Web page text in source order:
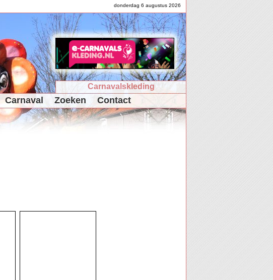
donderdag 6 augustus 2026
Carnavalskleding
Carnaval Zoeken Contact